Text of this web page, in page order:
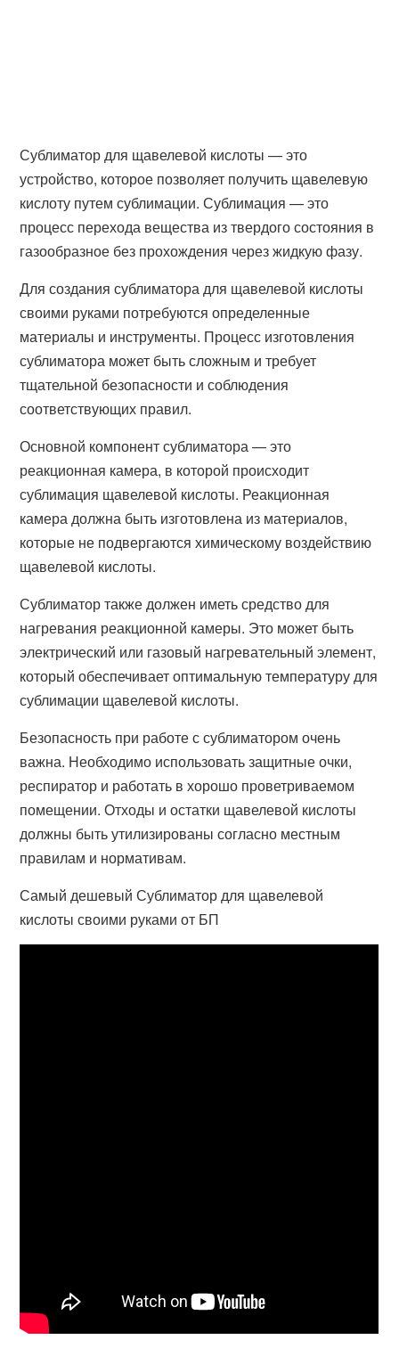
Сублиматор для щавелевой кислоты — это
устройство, которое позволяет получить щавелевую
кислоту путем сублимации. Сублимация — это
процесс перехода вещества из твердого состояния в
газообразное без прохождения через жидкую фазу.
Для создания сублиматора для щавелевой кислоты
своими руками потребуются определенные
материалы и инструменты. Процесс изготовления
сублиматора может быть сложным и требует
тщательной безопасности и соблюдения
соответствующих правил.
Основной компонент сублиматора — это
реакционная камера, в которой происходит
сублимация щавелевой кислоты. Реакционная
камера должна быть изготовлена из материалов,
которые не подвергаются химическому воздействию
щавелевой кислоты.
Сублиматор также должен иметь средство для
нагревания реакционной камеры. Это может быть
электрический или газовый нагревательный элемент,
который обеспечивает оптимальную температуру для
сублимации щавелевой кислоты.
Безопасность при работе с сублиматором очень
важна. Необходимо использовать защитные очки,
респиратор и работать в хорошо проветриваемом
помещении. Отходы и остатки щавелевой кислоты
должны быть утилизированы согласно местным
правилам и нормативам.
Самый дешевый Сублиматор для щавелевой
кислоты своими руками от БП